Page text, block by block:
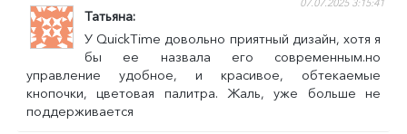
Татьяна
07.07.2025 3:15:41
У QuickTime довольно приятный дизайн, хотя я
бы ее назвала его современным.но
управление удобное, и красивое, обтекаемые
кнопочки, цветовая палитра. Жаль, уже больше не
поддерживается